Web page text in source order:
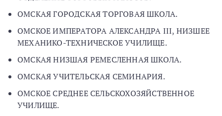
ОМСКАЯ ГОРОДСКАЯ ТОРГОВАЯ ШКОЛА.
ОМСКОЕ ИМПЕРАТОРА АЛЕКСАНДРА III, НИЗШЕЕ
МЕХАНИКО-ТЕХНИЧЕСКОЕ УЧИЛИЩЕ.
ОМСКАЯ НИЗШАЯ РЕМЕСЛЕННАЯ ШКОЛА.
ОМСКАЯ УЧИТЕЛЬСКАЯ СЕМИНАРИЯ.
ОМСКОЕ СРЕДНЕЕ СЕЛЬСКОХОЗЯЙСТВЕННОЕ
УЧИЛИЩЕ.